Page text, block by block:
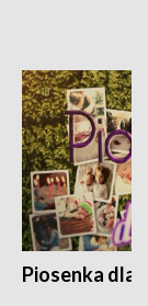
Piosenka dla